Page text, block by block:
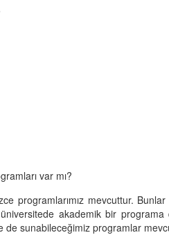
var mı?
programlarımız mevcuttur.
akademik bir
de sunabileceğimiz programlar